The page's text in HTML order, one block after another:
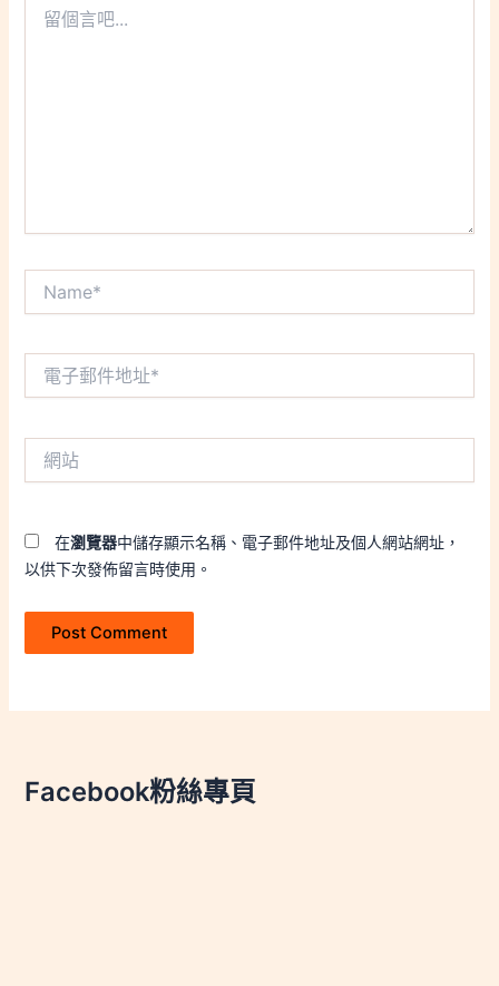
在瀏覽器中儲存顯示名稱、電子郵件地址及個人網站網址，
以供下次發佈留言時使用。
Facebook粉絲專頁